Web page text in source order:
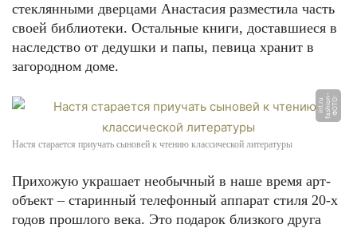
стеклянными дверцами Анастасия разместила часть
своей библиотеки. Остальные книги, доставшиеся в
наследство от дедушки и папы, певица хранит в
загородном доме.
Ф
О
Т
О:
f
a
s
hi
o
n
-i
n
t.
r
u
Настя старается приучать сыновей к чтению классической литературы
Прихожую украшает необычный в наше время арт-
объект – старинный телефонный аппарат стиля 20-х
годов прошлого века. Это подарок близкого друга